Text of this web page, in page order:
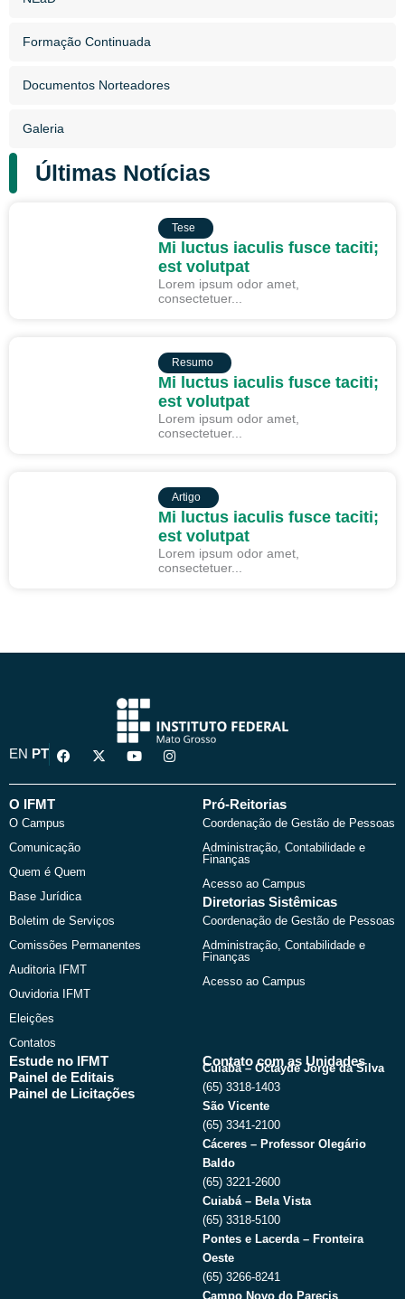
Formação Continuada
Documentos Norteadores
Galeria
Últimas Notícias
Tese
Mi luctus iaculis fusce taciti;
est volutpat
Lorem ipsum odor amet,
consectetuer...
Resumo
Mi luctus iaculis fusce taciti;
est volutpat
Lorem ipsum odor amet,
consectetuer...
Artigo
Mi luctus iaculis fusce taciti;
est volutpat
Lorem ipsum odor amet,
consectetuer...
EN PT
F
a
e
o
k
X
-
w
Y
o
t
I
n
t
O IFMT
O Campus
Comunicação
Quem é Quem
Base Jurídica
Boletim de Serviços
Comissões Permanentes
Auditoria IFMT
Ouvidoria IFMT
Eleições
Contatos
Pró-Reitorias
Coordenação de Gestão de Pessoas
Administração, Contabilidade e
Finanças
Acesso ao Campus
Diretorias Sistêmicas
Coordenação de Gestão de Pessoas
Administração, Contabilidade e
Finanças
Acesso ao Campus
Estude no IFMT
Painel de Editais
Painel de Licitações
Contato com as Unidades
Cuiabá – Octayde Jorge da Silva
(65) 3318-1403
São Vicente
(65) 3341-2100
Cáceres – Professor Olegário
Baldo
(65) 3221-2600
Cuiabá – Bela Vista
(65) 3318-5100
Pontes e Lacerda – Fronteira
Oeste
(65) 3266-8241
Campo Novo do Parecis